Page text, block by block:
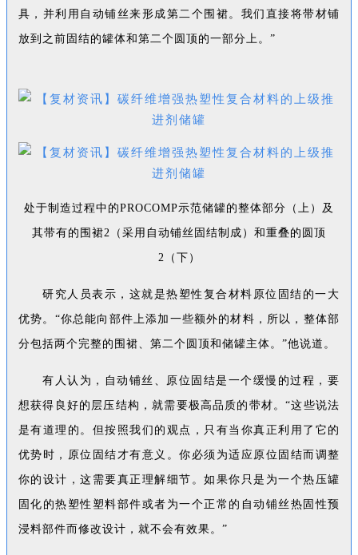
具，并利用自动铺丝来形成第二个围裙。我们直接将带材铺
放到之前固结的罐体和第二个圆顶的一部分上。”
处于制造过程中的PROCOMP示范储罐的整体部分（上）及
其带有的围裙2（采用自动铺丝固结制成）和重叠的圆顶
2（下）
研究人员表示，这就是热塑性复合材料原位固结的一大
优势。“你总能向部件上添加一些额外的材料，所以，整体部
分包括两个完整的围裙、第二个圆顶和储罐主体。”他说道。
有人认为，自动铺丝、原位固结是一个缓慢的过程，要
想获得良好的层压结构，就需要极高品质的带材。“这些说法
是有道理的。但按照我们的观点，只有当你真正利用了它的
优势时，原位固结才有意义。你必须为适应原位固结而调整
你的设计，这需要真正理解细节。如果你只是为一个热压罐
固化的热塑性塑料部件或者为一个正常的自动铺丝热固性预
浸料部件而修改设计，就不会有效果。”